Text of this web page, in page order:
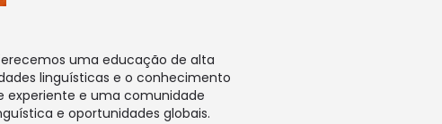
uma educação de alta
linguísticas e o conhecimento
experiente e uma comunidade
e oportunidades globais.